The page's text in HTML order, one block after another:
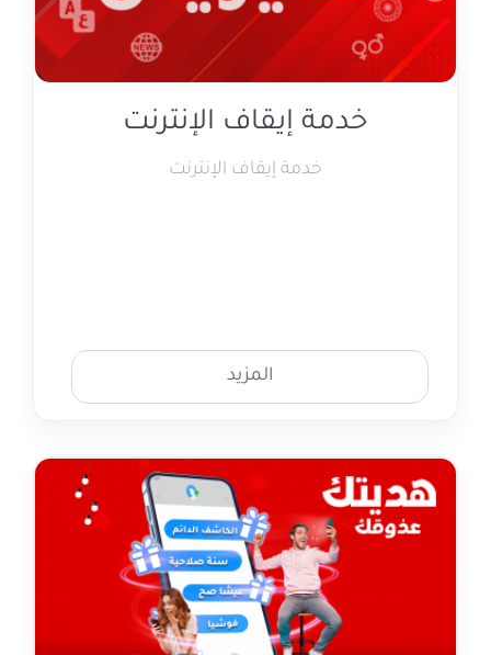
خدمة إيقاف الإنترنت
خدمة إيقاف الإنترنت
المزيد